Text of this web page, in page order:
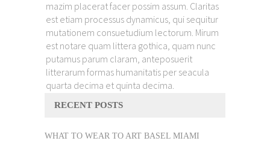
mazim placerat facer possim assum. Claritas
est etiam processus dynamicus, qui sequitur
mutationem consuetudium lectorum. Mirum
est notare quam littera gothica, quam nunc
putamus parum claram, anteposuerit
litterarum formas humanitatis per seacula
quarta decima et quinta decima.
RECENT POSTS
WHAT TO WEAR TO ART BASEL MIAMI